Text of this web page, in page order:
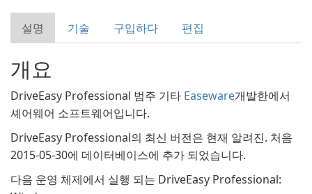
설명 기술 구입하다 편집
개요
DriveEasy Professional 범주 기타 Easeware개발한에서
셰어웨어 소프트웨어입니다.
DriveEasy Professional의 최신 버전은 현재 알려진. 처음
2015-05-30에 데이터베이스에 추가 되었습니다.
다음 운영 체제에서 실행 되는 DriveEasy Professional: